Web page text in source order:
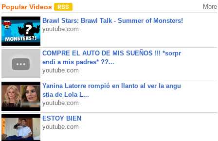
Popular Videos More
Brawl Stars: Brawl Talk - Summer of Monsters!
youtube.com
COMPRE EL AUTO DE MIS SUEÑOS !!! *sorpr
endi a mis padres* ??...
youtube.com
Yanina Latorre rompió en llanto al ver la angu
stia de Lola L...
youtube.com
ESTOY BIEN
youtube.com